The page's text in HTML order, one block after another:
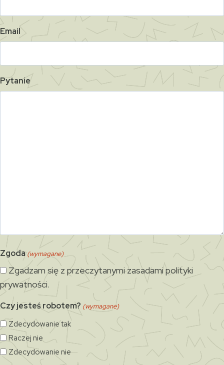
Email
Pytanie
Zgoda (wymagane)
Zgadzam się z przeczytanymi zasadami polityki
prywatności.
Czy jesteś robotem? (wymagane)
Zdecydowanie tak
Raczej nie
Zdecydowanie nie